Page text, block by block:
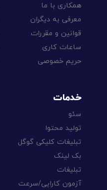
همکاری با ما
معرفی به دیگران
قوانین و مقررات
ساعات کاری
حریم خصوصی
خدمات
سئو
تولید محتوا
تبلیغات کلیکی گوگل
بک لینک
تبلیغات
آزمون کارایی/سرعت